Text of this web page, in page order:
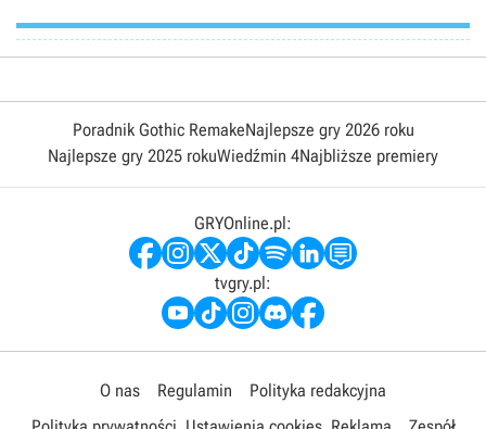
Poradnik Gothic RemakeNajlepsze gry 2026 roku
Najlepsze gry 2025 rokuWiedźmin 4Najbliższe premiery
GRYOnline.pl:
tvgry.pl:
O nas Regulamin
Polityka redakcyjna